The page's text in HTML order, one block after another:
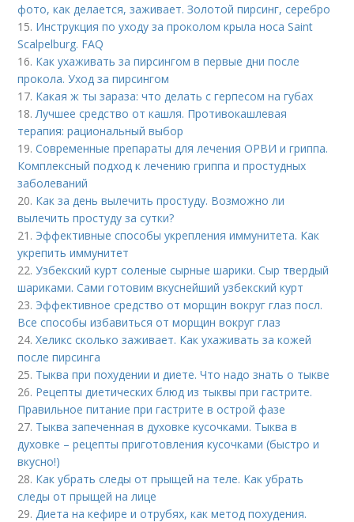
фото, как делается, заживает. Золотой пирсинг, серебро
15. Инструкция по уходу за проколом крыла носа Saint
Scalpelburg. FAQ
16. Как ухаживать за пирсингом в первые дни после
прокола. Уход за пирсингом
17. Какая ж ты зараза: что делать с герпесом на губах
18.Лучшее средство от кашля. Противокашлевая
терапия: рациональный выбор
19.Современные препараты для лечения ОРВИ и гриппа.
Комплексный подход к лечению гриппа и простудных
заболеваний
20. Как за день вылечить простуду. Возможно ли
вылечить простуду за сутки?
21. Эффективные способы укрепления иммунитета. Как
укрепить иммунитет
22.Узбекский курт соленые сырные шарики. Сыр твердый
шариками. Сами готовим вкуснейший узбекский курт
23. Эффективное средство от морщин вокруг глаз посл.
Все способы избавиться от морщин вокруг глаз
24.Хеликс сколько заживает. Как ухаживать за кожей
после пирсинга
25. Тыква при похудении и диете. Что надо знать о тыкве
26. Рецепты диетических блюд из тыквы при гастрите.
Правильное питание при гастрите в острой фазе
27. Тыква запеченная в духовке кусочками. Тыква в
духовке – рецепты приготовления кусочками (быстро и
вкусно!)
28. Как убрать следы от прыщей на теле. Как убрать
следы от прыщей на лице
29.Диета на кефире и отрубях, как метод похудения.